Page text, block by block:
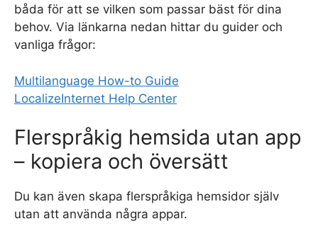
båda för att se vilken som passar bäst för dina
behov. Via länkarna nedan hittar du guider och
vanliga frågor:
Multilanguage How-to Guide
LocalizeInternet Help Center
Flerspråkig hemsida utan app
– kopiera och översätt
Du kan även skapa flerspråkiga hemsidor själv
utan att använda några appar.